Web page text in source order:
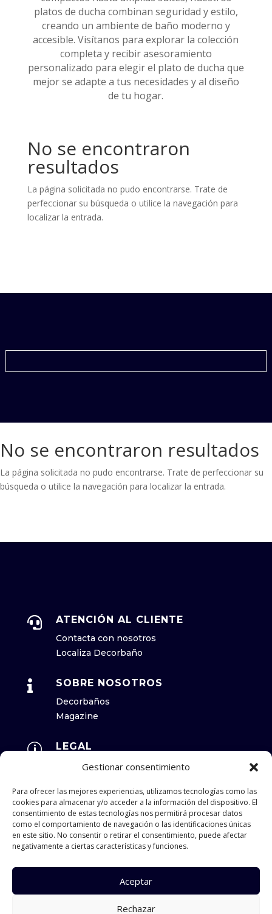
Gestionar consentimiento
Para ofrecer las mejores experiencias, utilizamos tecnologías como las
cookies para almacenar y/o acceder a la información del dispositivo. El
consentimiento de estas tecnologías nos permitirá procesar datos
como el comportamiento de navegación o las identificaciones únicas
en este sitio. No consentir o retirar el consentimiento, puede afectar
negativamente a ciertas características y funciones.
Aceptar
Rechazar
platos de ducha combinan seguridad y estilo,
creando un ambiente de baño moderno y
accesible. Visítanos para explorar la colección
completa y recibir asesoramiento
personalizado para elegir el plato de ducha que
mejor se adapte a tus necesidades y al diseño
de tu hogar.
No se encontraron
resultados
La página solicitada no pudo encontrarse. Trate de
perfeccionar su búsqueda o utilice la navegación para
localizar la entrada.
No se encontraron resultados
La página solicitada no pudo encontrarse. Trate de perfeccionar su
búsqueda o utilice la navegación para localizar la entrada.
 ATENCIÓN AL CLIENTE
Contacta con nosotros
Localiza Decorbaño
 SOBRE NOSOTROS
Decorbaños
Magazine
p LEGAL
Aviso Legal
Política de Cookies
p
HORARIO
Lunes a Viernes 08:00 a 17:00